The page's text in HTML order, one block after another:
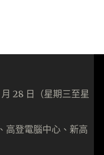
28 日（星期三至星
高登電腦中心、新高